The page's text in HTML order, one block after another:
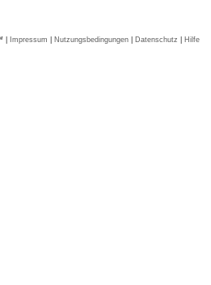
| Impressum | Nutzungsbedingungen | Datenschutz | Hilfe